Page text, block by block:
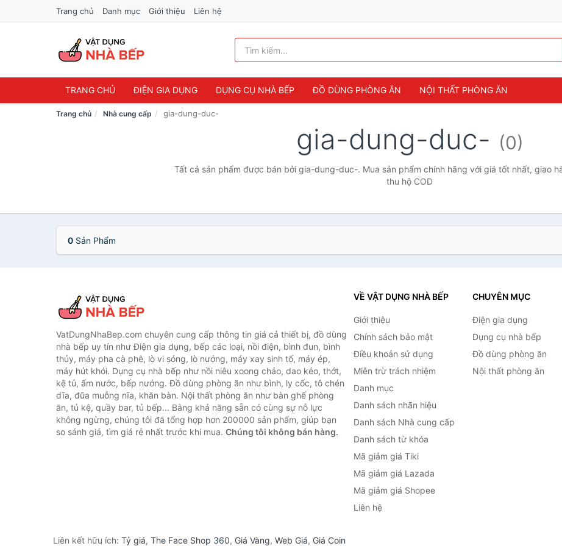
Trang chủ Danh mục Giới thiệu Liên hệ
TRANG CHỦ ĐIỆN GIA DỤNG DỤNG CỤ NHÀ BẾP ĐỒ DÙNG PHÒNG ĂN NỘI THẤT PHÒNG ĂN
Trang chủ Nhà cung cấp gia-dung-duc-
gia-dung-duc- (0)
Tất cả sản phẩm được bán bởi gia-dung-duc-. Mua sản phẩm chính hãng với giá tốt nhất, giao
thu hộ COD
0 Sản Phẩm
VatDungNhaBep.com chuyên cung cấp thông tin giá cả thiết bị, đồ dùng
nhà bếp uy tín như Điện gia dụng, bếp các loại, nồi điện, bình đun, bình
thủy, máy pha cà phê, lò vi sóng, lò nướng, máy xay sinh tố, máy ép,
máy hút khói. Dụng cụ nhà bếp như nồi niêu xoong chảo, dao kéo, thớt,
kệ tủ, ấm nước, bếp nướng. Đồ dùng phòng ăn như bình, ly cốc, tô chén
dĩa, đũa muỗng nĩa, khăn bàn. Nội thất phòng ăn như bàn ghế phòng
ăn, tủ kệ, quầy bar, tủ bếp... Bằng khả năng sẵn có cùng sự nỗ lực
không ngừng, chúng tôi đã tổng hợp hơn 200000 sản phẩm, giúp bạn
so sánh giá, tìm giá rẻ nhất trước khi mua. Chúng tôi không bán hàng.
VỀ VẬT DỤNG NHÀ BẾP
Giới thiệu
Chính sách bảo mật
Điều khoản sử dụng
Miễn trừ trách nhiệm
Danh mục
Danh sách nhãn hiệu
Danh sách Nhà cung cấp
Danh sách từ khóa
Mã giảm giá Tiki
Mã giảm giá Lazada
Mã giảm giá Shopee
Liên hệ
CHUYÊN MỤC
Điện gia dụng
Dụng cụ nhà bếp
Đồ dùng phòng ăn
Nội thất phòng ăn
Liên kết hữu ích: Tỷ giá, The Face Shop 360, Giá Vàng, Web Giá, Giá Coin